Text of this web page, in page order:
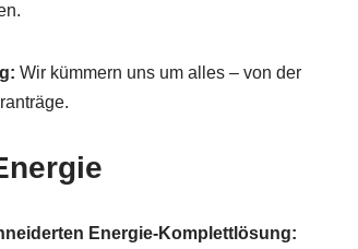
Wir kümmern uns um alles – von der
Energie-Komplettlösung: